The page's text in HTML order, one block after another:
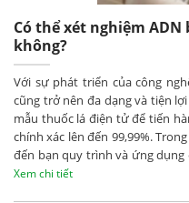
Có thể xét nghiệm
không?
Với sự phát triển của công
cũng trở nên đa dạng và tiện
mẫu thuốc lá điện tử để tiến
chính xác lên đến 99,99%.
đến bạn quy trình và ứng dụng
hiểu nhé!
Xem chi tiết